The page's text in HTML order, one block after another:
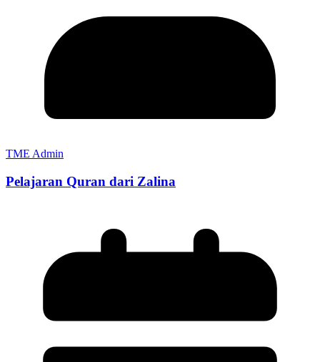
TME Admin
Pelajaran Quran dari Zalina